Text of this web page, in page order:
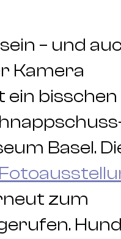
– und
Kamera
bisschen
Basel.
zum